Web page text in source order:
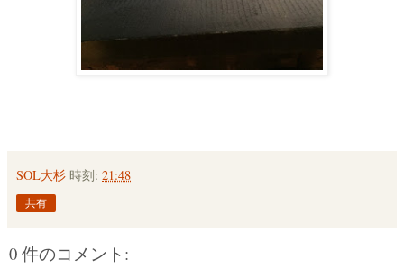
SOL大杉 時刻: 21:48
共有
0 件のコメント: